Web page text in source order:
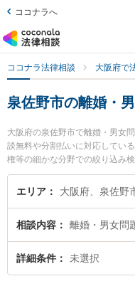
ココナラへ
ココナラ法律相談 大阪府で
泉佐野市の離婚・
大阪府の泉佐野市で離婚・男女
談無料や分割払いに対応してい
権等の細かな分野での絞り込み
植木 和彦弁護士のプロフィール
す。『泉佐野市で土日や夜間に
市内の弁護士に相談予約したい
エリア 大阪府、泉佐野
相談内容 離婚・男女問
詳細条件 未選択